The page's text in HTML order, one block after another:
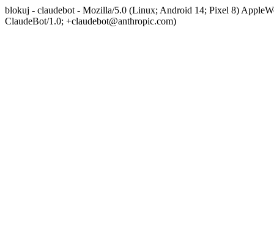
blokuj - claudebot - Mozilla/5.0 (Linux; Android 14; Pixel 8)
ClaudeBot/1.0; +claudebot@anthropic.com)